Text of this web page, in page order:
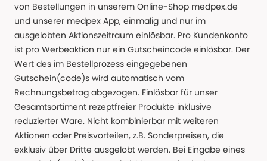
von Bestellungen in unserem Online-Shop medpex.de
und unserer medpex App, einmalig und nur im
ausgelobten Aktionszeitraum einlösbar. Pro Kundenkonto
ist pro Werbeaktion nur ein Gutscheincode einlösbar. Der
Wert des im Bestellprozess eingegebenen
Gutschein(code)s wird automatisch vom
Rechnungsbetrag abgezogen. Einlösbar für unser
Gesamtsortiment rezeptfreier Produkte inklusive
reduzierter Ware. Nicht kombinierbar mit weiteren
Aktionen oder Preisvorteilen, z.B. Sonderpreisen, die
exklusiv über Dritte ausgelobt werden. Bei Eingabe eines